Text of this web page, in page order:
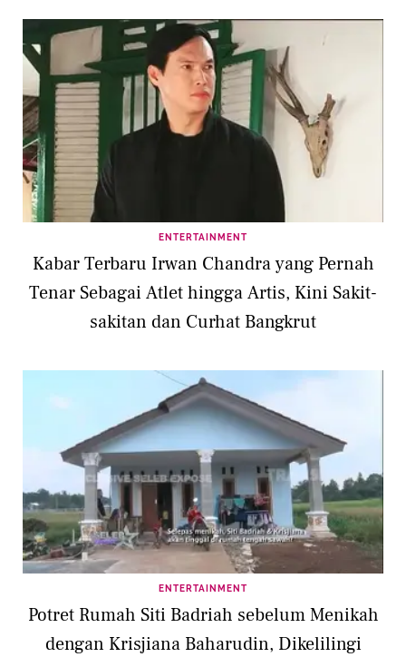
ENTERTAINMENT
Kabar Terbaru Irwan Chandra yang Pernah
Tenar Sebagai Atlet hingga Artis, Kini Sakit-
sakitan dan Curhat Bangkrut
ENTERTAINMENT
Potret Rumah Siti Badriah sebelum Menikah
dengan Krisjiana Baharudin, Dikelilingi